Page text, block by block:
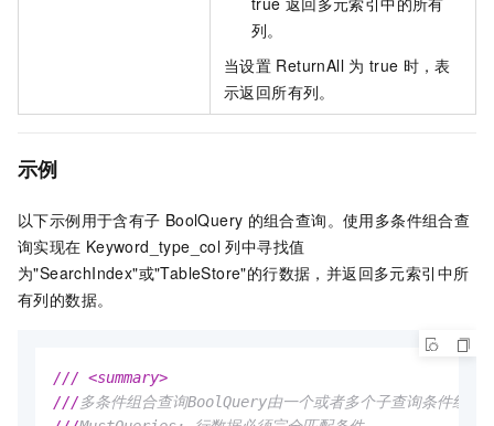
列。
当设置 ReturnAll 为 true 时，表
示返回所有列。
示例
以下示例用于含有子 BoolQuery 的组合查询。使用多条件组合查
询实现在 Keyword_type_col 列中寻找值
为"SearchIndex"或"TableStore"的行数据，并返回多元索引中所
有列的数据。
/// <summary>
///多条件组合查询BoolQuery由一个或者多个子查询条件组成